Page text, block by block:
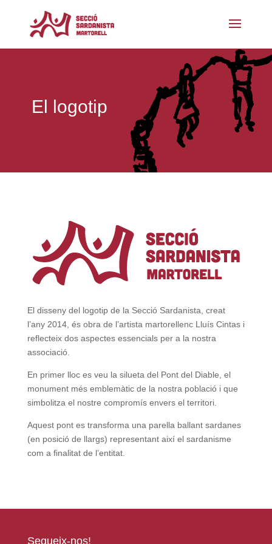
El logotip
El disseny del logotip de la Secció Sardanista, creat
l’any 2014, és obra de l’artista martorellenc Lluís Cintas i
reflecteix dos aspectes essencials per a la nostra
associació.
En primer lloc es veu la silueta del Pont del Diable, el
monument més emblemàtic de la nostra població i que
simbolitza el nostre compromís envers el territori.
Aquest pont es transforma una parella ballant sardanes
(en posició de llargs) representant així el sardanisme
com a finalitat de l’entitat.
Segueix-nos!